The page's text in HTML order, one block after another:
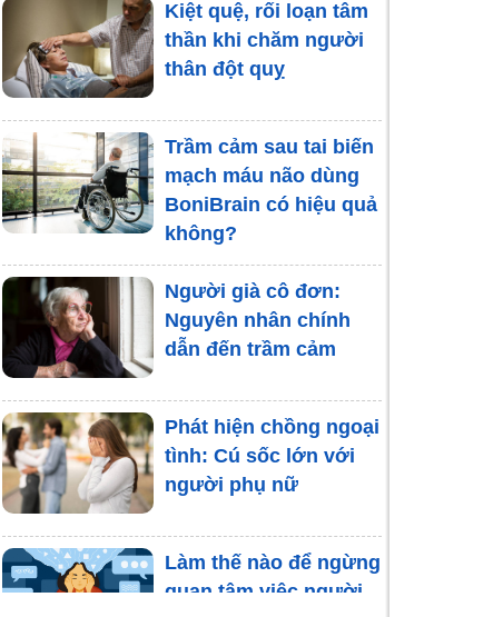
Kiệt quệ, rối loạn tâm
thần khi chăm người
thân đột quỵ
Trầm cảm sau tai biến
mạch máu não dùng
BoniBrain có hiệu quả
không?
Người già cô đơn:
Nguyên nhân chính
dẫn đến trầm cảm
Phát hiện chồng ngoại
tình: Cú sốc lớn với
người phụ nữ
Làm thế nào để ngừng
quan tâm việc người